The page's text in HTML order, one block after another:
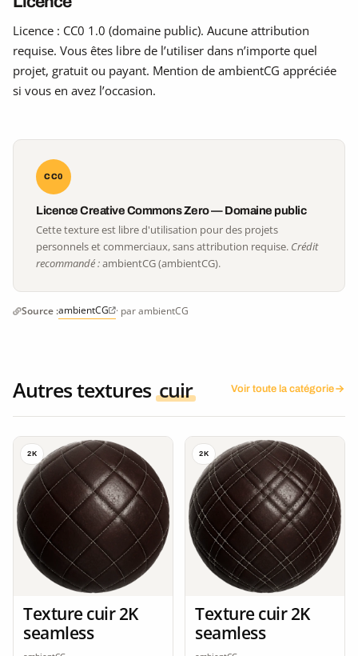
Licence : CC0 1.0 (domaine public). Aucune attribution
requise. Vous êtes libre de l’utiliser dans n’importe quel
projet, gratuit ou payant. Mention de ambientCG appréciée
si vous en avez l’occasion.
CC0
Licence Creative Commons Zero — Domaine public
Cette texture est libre d'utilisation pour des projets
personnels et commerciaux, sans attribution requise. Crédit
recommandé :ambientCG (ambientCG).
Source :ambientCG · par ambientCG
Autres textures cuir Voir toute la catégorie
2K
Texture cuir 2K
seamless
2K
Texture cuir 2K
seamless